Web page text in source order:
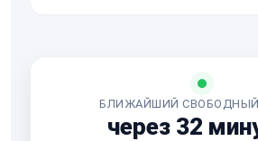
БЛИЖАЙШИЙ
через 32